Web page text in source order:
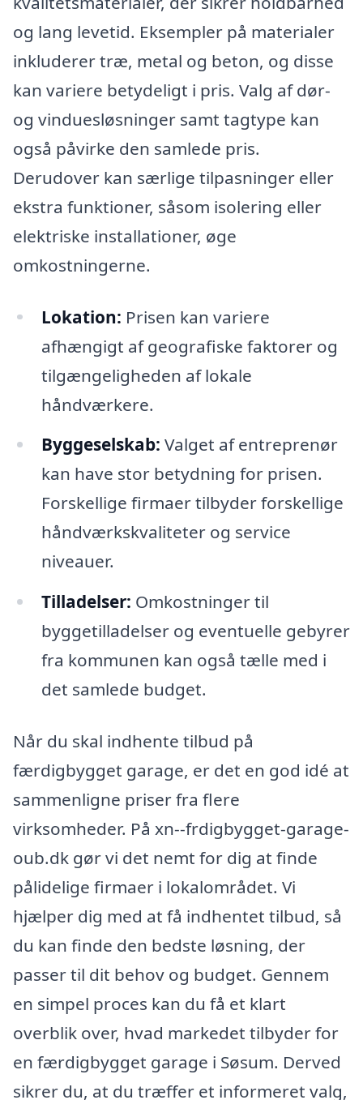
og lang levetid. Eksempler på materialer
inkluderer træ, metal og beton, og disse
kan variere betydeligt i pris. Valg af dør-
og vinduesløsninger samt tagtype kan
også påvirke den samlede pris.
Derudover kan særlige tilpasninger eller
ekstra funktioner, såsom isolering eller
elektriske installationer, øge
omkostningerne.
Lokation: Prisen kan variere
afhængigt af geografiske faktorer og
tilgængeligheden af lokale
håndværkere.
Byggeselskab: Valget af entreprenør
kan have stor betydning for prisen.
Forskellige firmaer tilbyder forskellige
håndværkskvaliteter og service
niveauer.
Tilladelser: Omkostninger til
byggetilladelser og eventuelle gebyrer
fra kommunen kan også tælle med i
det samlede budget.
Når du skal indhente tilbud på
færdigbygget garage, er det en god idé at
sammenligne priser fra flere
virksomheder. På xn--frdigbygget-garage-
oub.dk gør vi det nemt for dig at finde
pålidelige firmaer i lokalområdet. Vi
hjælper dig med at få indhentet tilbud, så
du kan finde den bedste løsning, der
passer til dit behov og budget. Gennem
en simpel proces kan du få et klart
overblik over, hvad markedet tilbyder for
en færdigbygget garage i Søsum. Derved
sikrer du, at du træffer et informeret valg,